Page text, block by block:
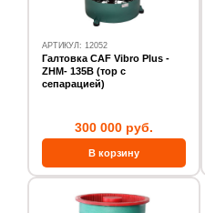
АРТИКУЛ: 12052
Галтовка CAF Vibro Plus -
ZHM- 135В (тор с
сепарацией)
300 000 руб.